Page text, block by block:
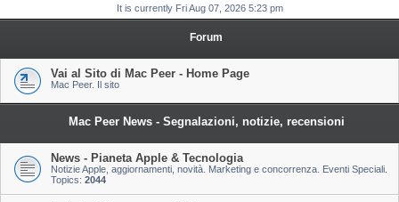
a
It is currently Fri Aug 07, 2026 5:23 pm
Forum
Vai al Sito di Mac Peer - Home Page
Mac Peer. Il sito
Mac Peer News - Segnalazioni, notizie, recensioni
News - Pianeta Apple & Tecnologia
Notizie Apple, aggiornamenti, novità. Marketing e concorrenza. Eventi Speciali.
Topics: 2044